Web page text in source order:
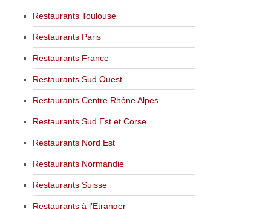
Restaurants Toulouse
Restaurants Paris
Restaurants France
Restaurants Sud Ouest
Restaurants Centre Rhône Alpes
Restaurants Sud Est et Corse
Restaurants Nord Est
Restaurants Normandie
Restaurants Suisse
Restaurants à l’Etranger